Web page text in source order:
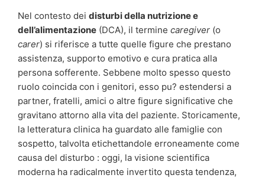
Nel contesto dei disturbi della nutrizione e
dell’alimentazione (DCA), il termine caregiver (o
carer) si riferisce a tutte quelle figure che prestano
assistenza, supporto emotivo e cura pratica alla
persona sofferente. Sebbene molto spesso questo
ruolo coincida con i genitori, esso pu? estendersi a
partner, fratelli, amici o altre figure significative che
gravitano attorno alla vita del paziente. Storicamente,
la letteratura clinica ha guardato alle famiglie con
sospetto, talvolta etichettandole erroneamente come
causa del disturbo : oggi, la visione scientifica
moderna ha radicalmente invertito questa tendenza,